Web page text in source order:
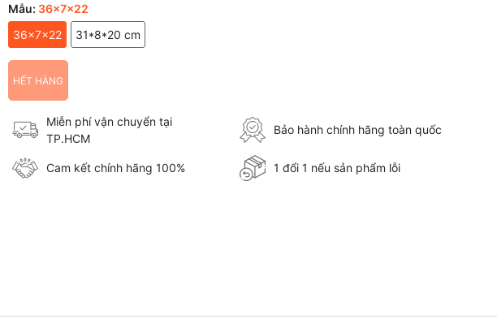
Mẫu: 36x7x22
36x7x22
31*8*20 cm
HẾT HÀNG
Miễn phí vận chuyển tại
TP.HCM
Bảo hành chính hãng toàn quốc
Cam kết chính hãng 100% 1 đổi 1 nếu sản phẩm lỗi